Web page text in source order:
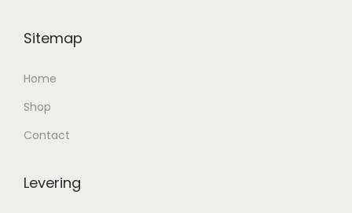
Sitemap
Home
Shop
Contact
Levering